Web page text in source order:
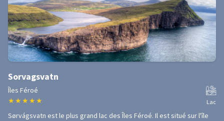
Sorvagsvatn
Îles Féroé
★ ★ ★ ★ ★ Lac
Sørvágsvatn est le plus grand lac des Îles Féroé. Il est situé sur l'île